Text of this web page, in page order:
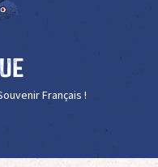
Français !